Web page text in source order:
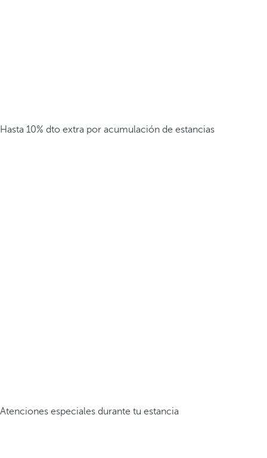
Hasta 10% dto extra por acumulación de estancias
Atenciones especiales durante tu estancia